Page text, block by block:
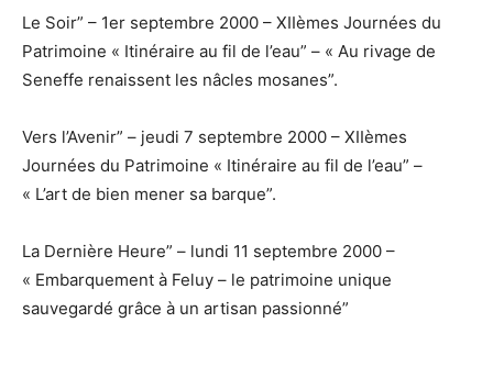
Le Soir” – 1er septembre 2000 – XIIèmes Journées du
Patrimoine « Itinéraire au fil de l’eau” – « Au rivage de
Seneffe renaissent les nâcles mosanes”.
Vers l’Avenir” – jeudi 7 septembre 2000 – XIIèmes
Journées du Patrimoine « Itinéraire au fil de l’eau” –
« L’art de bien mener sa barque”.
La Dernière Heure” – lundi 11 septembre 2000 –
« Embarquement à Feluy – le patrimoine unique
sauvegardé grâce à un artisan passionné”